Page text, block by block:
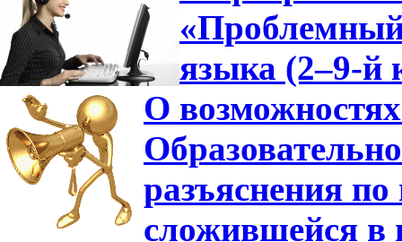
«Проблемный
языка (2–9-й
О
разъяснения по
сложившейся в